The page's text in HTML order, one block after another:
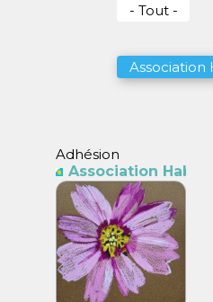
- Tout -
Adhésion
Association